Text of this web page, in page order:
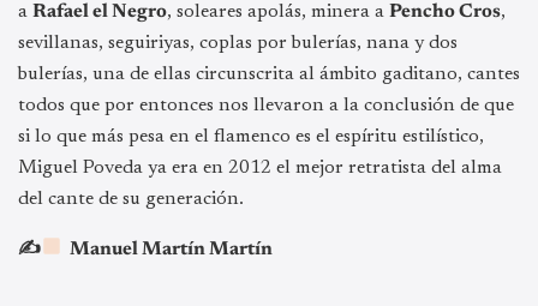
a Rafael el Negro, soleares apolás, minera a Pencho Cros,
sevillanas, seguiriyas, coplas por bulerías, nana y dos
bulerías, una de ellas circunscrita al ámbito gaditano, cantes
todos que por entonces nos llevaron a la conclusión de que
si lo que más pesa en el flamenco es el espíritu estilístico,
Miguel Poveda ya era en 2012 el mejor retratista del alma
del cante de su generación.
✍ Manuel Martín Martín